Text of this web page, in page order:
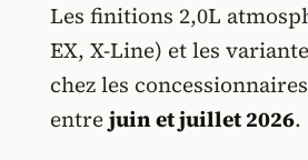
Les finitions 2,0L
EX, X-Line) et les
chez les
entrejuin et juillet 2026.